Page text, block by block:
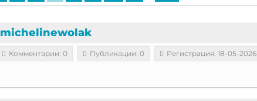
michelinewolak
Комментарии: 0 Публикации: 0 Регистрация: 18-05-2026